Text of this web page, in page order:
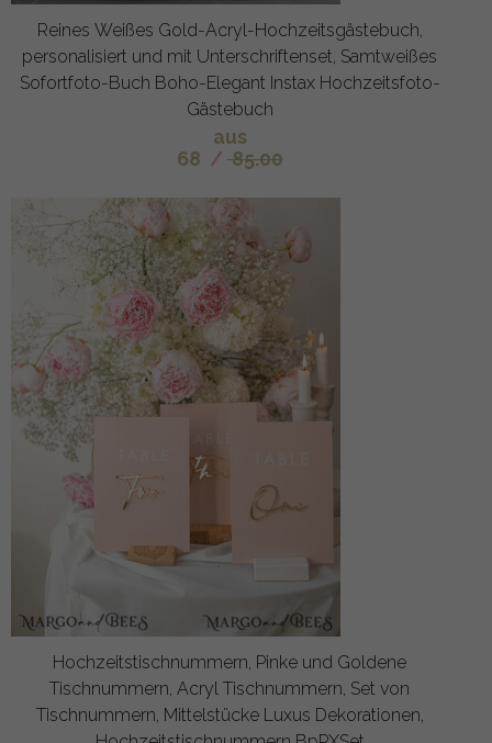
Reines Weißes Gold-Acryl-Hochzeitsgästebuch,
personalisiert und mit Unterschriftenset, Samtweißes
Sofortfoto-Buch Boho-Elegant Instax Hochzeitsfoto-
Gästebuch
aus
68 / 85.00
Hochzeitstischnummern, Pinke und Goldene
Tischnummern, Acryl Tischnummern, Set von
Tischnummern, Mittelstücke Luxus Dekorationen,